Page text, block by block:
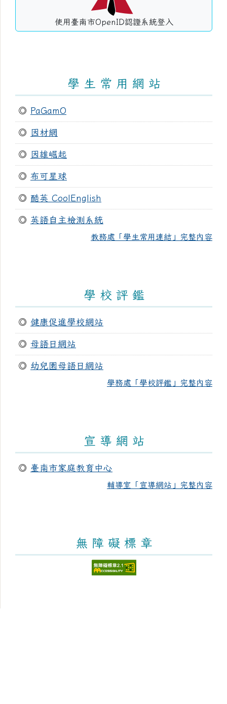
使用臺南市OpenID認證系統登入
學 生 常 用 網 站
◎ PaGamO
◎ 因材網
◎ 因雄崛起
◎ 布可星球
◎ 酷英 CoolEnglish
◎ 英語自主檢測系統
教務處「學生常用連結」完整內容
學 校 評 鑑
◎ 健康促進學校網站
◎ 母語日網站
◎ 幼兒園母語日網站
學務處「學校評鑑」完整內容
宣 導 網 站
◎ 臺南市家庭教育中心
輔導室「宣導網站」完整內容
無 障 礙 標 章